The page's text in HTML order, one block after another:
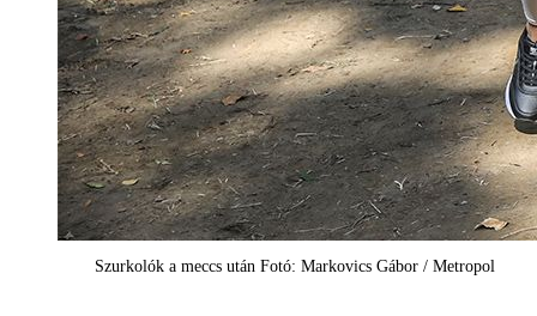
Szurkolók a meccs után Fotó: Markovics Gábor / Metropol